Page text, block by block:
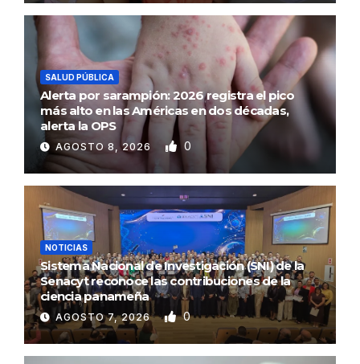
SALUD PÚBLICA
Alerta por sarampión: 2026 registra el pico
más alto en las Américas en dos décadas,
alerta la OPS
AGOSTO 8, 2026 0
NOTICIAS
Sistema Nacional de Investigación (SNI) de la
Senacyt reconoce las contribuciones de la
ciencia panameña
AGOSTO 7, 2026 0